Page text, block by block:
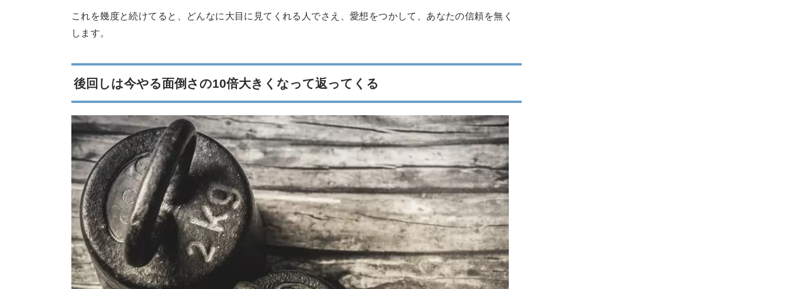
これを幾度と続けてると、どんなに大目に見てくれる人でさえ、愛想をつかして、あなたの信頼を無く
します。
後回しは今やる面倒さの10倍大きくなって返ってくる